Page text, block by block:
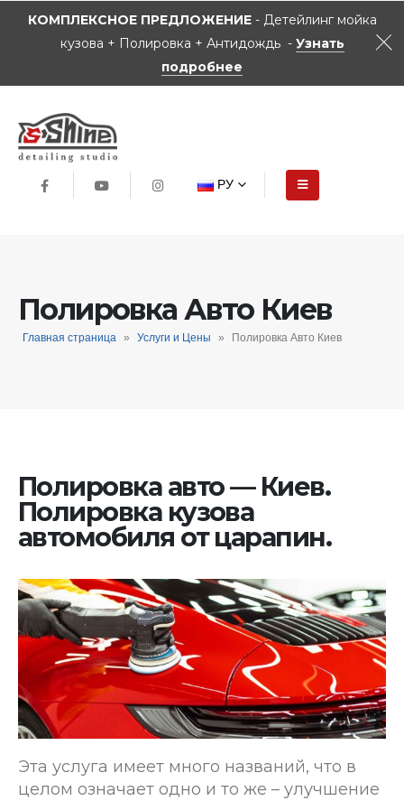
КОМПЛЕКСНОЕ ПРЕДЛОЖЕНИЕ- Детейлинг мойка
кузова + Полировка + Антидождь - Узнать
подробнее
РУ
Полировка Авто Киев
Главная страница » Услуги и Цены » Полировка Авто Киев
Полировка авто — Киев.
Полировка кузова
автомобиля от царапин.
Эта услуга имеет много названий, что в
целом означает одно и то же – улучшение